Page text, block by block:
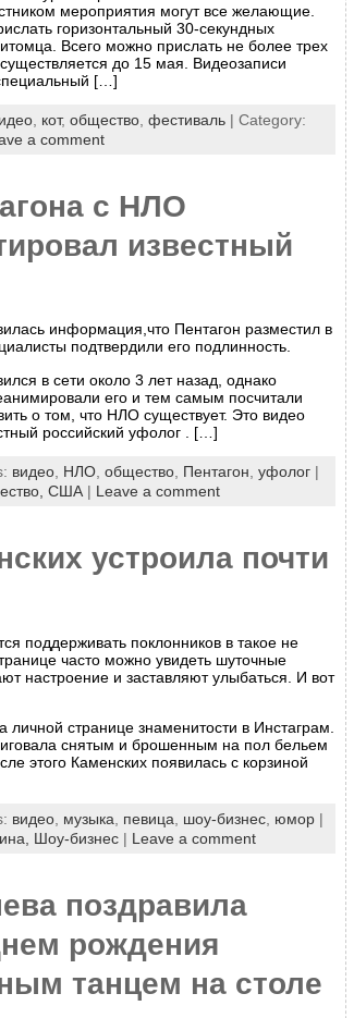
мероприятия могут все желающие.
горизонтальный 30-секундных
Всего можно прислать не более трех
до 15 мая. Видеозаписи
[…]
кот, общество фестиваль | Category:
a comment
с НЛО
известный
информация,что Пентагон разместил в
подтвердили его подлинность.
в сети около 3 лет назад, однако
его и тем самым посчитали
о том, что НЛО существует. Это видео
российский уфолог . […]
видео НЛО общество Пентагон уфолог |
США | Leave a comment
устроила почти
поддерживать поклонников в такое не
часто можно увидеть шуточные
настроение и заставляют улыбаться. И вот
личной странице знаменитости в Инстаграм.
снятым и брошенным на пол бельем
этого Каменских появилась с корзиной
видео, музыка, певица, шоу-бизнес, юмор |
Шоу-бизнес | Leave a comment
поздравила
рождения
танцем на столе